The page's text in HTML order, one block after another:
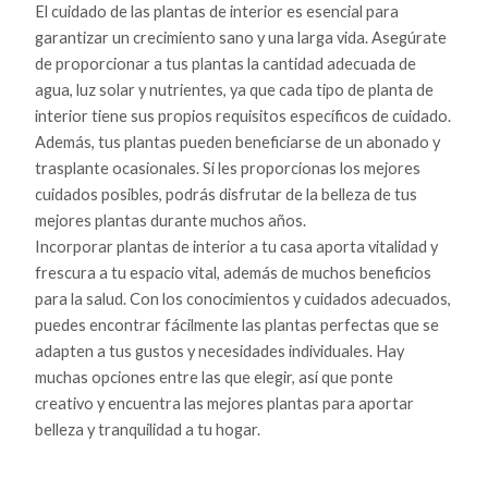
El cuidado de las plantas de interior es esencial para
garantizar un crecimiento sano y una larga vida. Asegúrate
de proporcionar a tus plantas la cantidad adecuada de
agua, luz solar y nutrientes, ya que cada tipo de planta de
interior tiene sus propios requisitos específicos de cuidado.
Además, tus plantas pueden beneficiarse de un abonado y
trasplante ocasionales. Si les proporcionas los mejores
cuidados posibles, podrás disfrutar de la belleza de tus
mejores plantas durante muchos años.
Incorporar plantas de interior a tu casa aporta vitalidad y
frescura a tu espacio vital, además de muchos beneficios
para la salud. Con los conocimientos y cuidados adecuados,
puedes encontrar fácilmente las plantas perfectas que se
adapten a tus gustos y necesidades individuales. Hay
muchas opciones entre las que elegir, así que ponte
creativo y encuentra las mejores plantas para aportar
belleza y tranquilidad a tu hogar.